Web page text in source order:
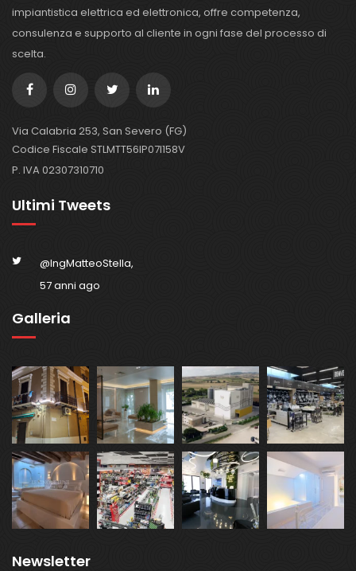
impiantistica elettrica ed elettronica, offre competenza,
consulenza e supporto al cliente in ogni fase del processo di
scelta.
Via Calabria 253, San Severo (FG)
Codice Fiscale STLMTT56IP07I158V
P. IVA 02307310710
Ultimi Tweets
@IngMatteoStella,
57 anni ago
Galleria
Newsletter